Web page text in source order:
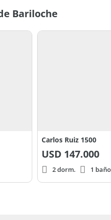
Bariloche
Carlos Ruiz 1500
USD 147.000
2 dorm. 1 baño